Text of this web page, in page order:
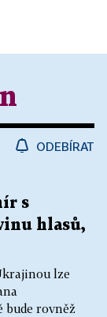
ODEBÍRAT
s
hlasů,
lze
bude rovněž